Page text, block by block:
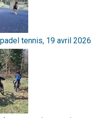
tennis, 19 avril 2026